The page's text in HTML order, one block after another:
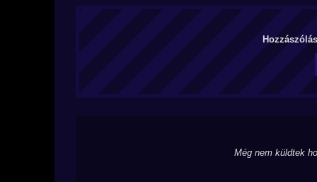
Még nem küldtek